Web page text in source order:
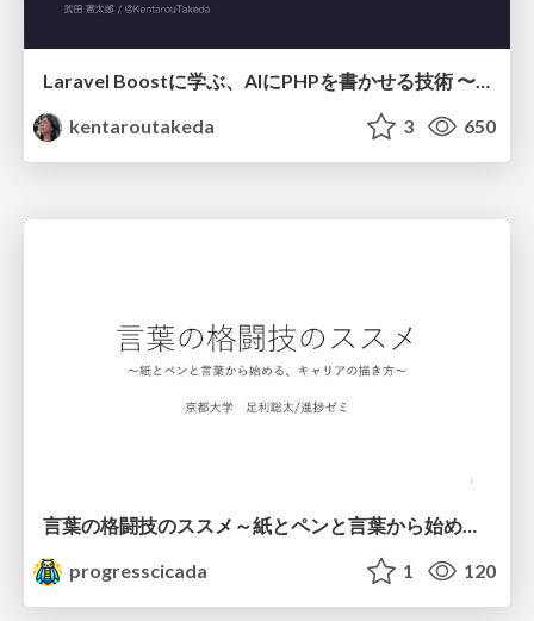
Laravel Boostに学ぶ、AIにPHPを書かせる技術 〜OSSの実装から蒸留するエージェント制御の王道〜
kentaroutakeda
3 650
progresscicada
1 120